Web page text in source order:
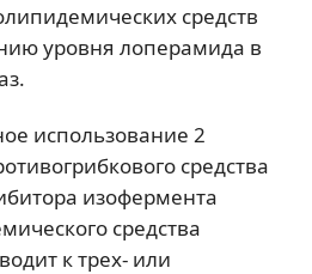
средств
уровня лоперамида в
использование 2
средства
изофермента
средства
к трех- или